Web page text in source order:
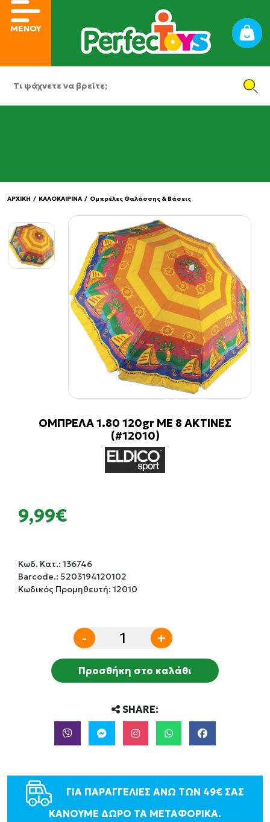
ΜΕΝΟΥ
ΑΡΧΙΚΗ / ΚΑΛΟΚΑΙΡΙΝΑ / Ομπρέλες Θαλάσσης & Βάσεις
ΟΜΠΡΕΛΑ 1.80 120gr ΜΕ 8 ΑΚΤΙΝΕΣ
(#12010)
9,99€
Κωδ. Κατ.: 136746
Barcode.: 5203194120102
Κωδικός Προμηθευτή: 12010
- +
Προσθήκη στο καλάθι
SHARE:
ΓΙΑ ΠΑΡΑΓΓΕΛΙΕΣ ΑΝΩ ΤΩΝ 49€ ΣΑΣ
ΚΑΝΟΥΜΕ ΔΩΡΟ ΤΑ ΜΕΤΑΦΟΡΙΚΑ.